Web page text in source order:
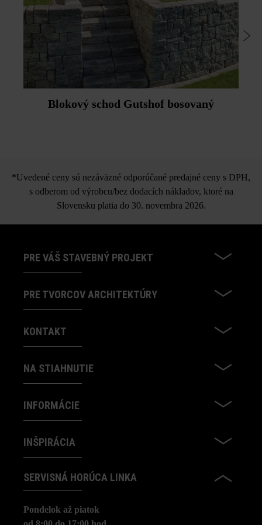
Blokový schod Gutshof bosovaný
*Uvedené ceny sú nezáväzné odporúčané predajné ceny s DPH,
s odberom od výrobcu/bez dodacích nákladov, ktoré na
Slovensku platia do 30. novembra 2026.
PRE VÁŠ STAVEBNÝ PROJEKT
PRE TVORCOV ARCHITEKTÚRY
KONTAKT
NA STIAHNUTIE
INFORMÁCIE
INŠPIRÁCIA
SERVISNÁ HORÚCA LINKA
Pondelok až piatok